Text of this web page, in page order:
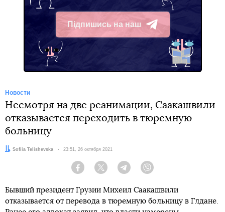
Підпишись на наш
Telegram
Новости
Несмотря на две реанимации, Саакашвили
отказывается переходить в тюремную
больницу
Автор:
Sofiia Telishevska Дата:
23:51, 26 октября 2021
Facebook Twitter Telegram
Бывший президент Грузии Михеил Саакашвили
отказывается от перевода в тюремную больницу в Глдане.